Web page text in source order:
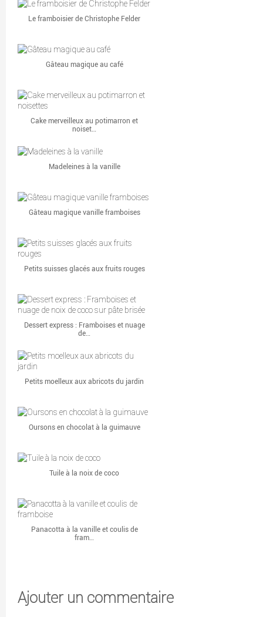
Le framboisier de Christophe Felder
Gâteau magique au café
Cake merveilleux au potimarron et
noiset…
Madeleines à la vanille
Gâteau magique vanille framboises
Petits suisses glacés aux fruits rouges
Dessert express : Framboises et nuage
de…
Petits moelleux aux abricots du jardin
Oursons en chocolat à la guimauve
Tuile à la noix de coco
Panacotta à la vanille et coulis de
fram…
Ajouter un commentaire